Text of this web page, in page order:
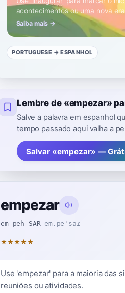
acontecimentos ou uma nova
Saiba mais →
PORTUGUESE → ESPANHOL
Lembre de «empezar»
Salve a palavra em espanhol
tempo passado aqui valha a
Salvar «empezar» —
empezar
em-peh-SAR em.peˈsaɾ
★★★★★
Use 'empezar' para a maioria das
reuniões ou atividades.